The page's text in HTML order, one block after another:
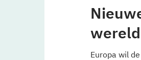
Europa wil